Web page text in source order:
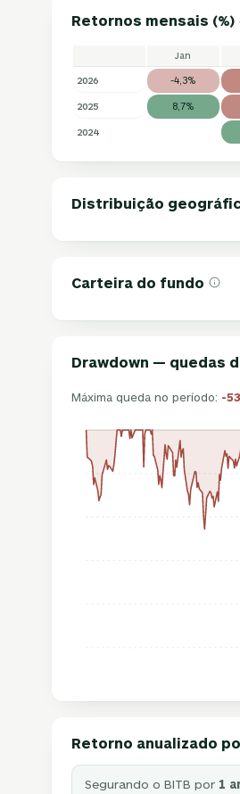
Retornos mensais (%)
Jan
2026 -4,3%
2025 8,7%
2024
Distribuição
Carteira do fundo
Drawdown — quedas
Máxima queda no período: -
Retorno anualizado
Segurando o BITB por 1